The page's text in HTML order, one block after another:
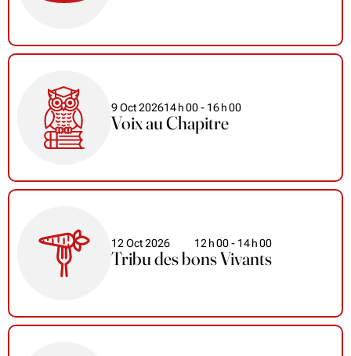
9 Oct 202614h00- 16h00
Voix au Chapitre
12 Oct 2026 12h00- 14h00
Tribu des bons Vivants